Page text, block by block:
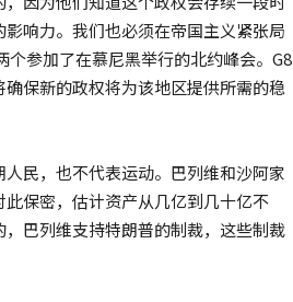
响力。我们也必须在帝国主义紧张局
参加了在慕尼黑举行的北约峰会。G8
保新的政权将为该地区提供所需的稳
民，也不代表运动。巴列维和沙阿家
保密，估计资产从几亿到几十亿不
巴列维支持特朗普的制裁，这些制裁